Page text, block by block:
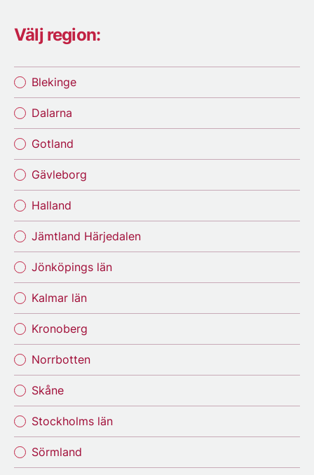
Välj region:
Blekinge
Dalarna
Gotland
Gävleborg
Halland
Jämtland Härjedalen
Jönköpings län
Kalmar län
Kronoberg
Norrbotten
Skåne
Stockholms län
Sörmland